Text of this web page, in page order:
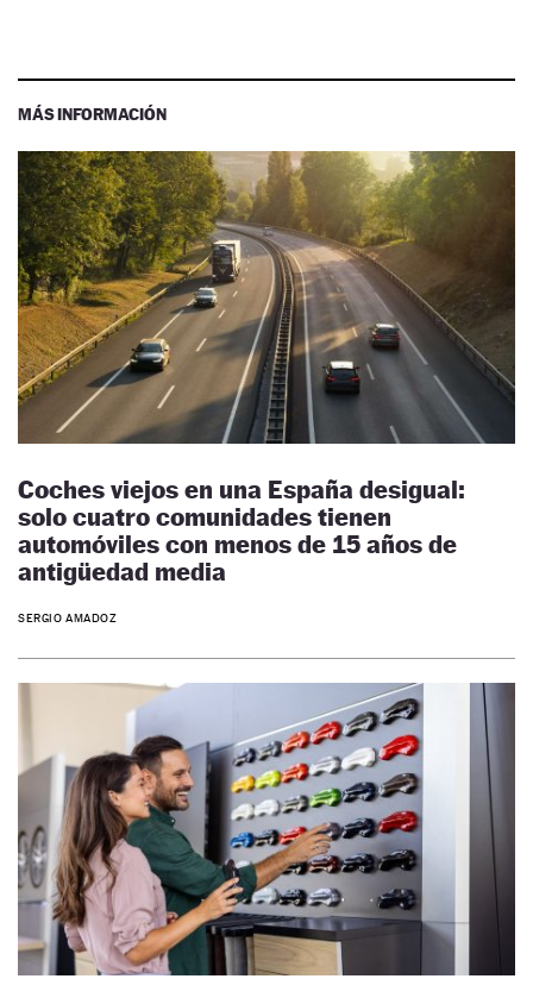
MÁS INFORMACIÓN
Coches viejos en una España desigual:
solo cuatro comunidades tienen
automóviles con menos de 15 años de
antigüedad media
SERGIO AMADOZ